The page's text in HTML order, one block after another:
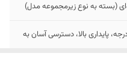
(بسته به نوع زیرمجموعه مدل)
۳۶۰ درجه، پایداری بالا، دسترسی آسان به